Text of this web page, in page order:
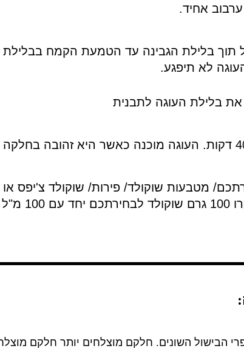
אחיד.
תוך בלילת הגבינה עד הטמעת הקמח בבלילת
לא תיפגע.
מטבעות שוקולד/ פירות/ שוקולד צ'יפס
:
הבישול השונים. חלקם מוצלחים יותר חלקם